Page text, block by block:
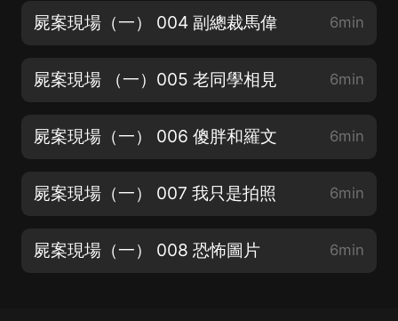
屍案現場（一） 004 副總裁馬偉 6min
屍案現場 （一）005 老同學相見 6min
屍案現場（一） 006 傻胖和羅文 6min
屍案現場（一） 007 我只是拍照 6min
屍案現場（一） 008 恐怖圖片 6min